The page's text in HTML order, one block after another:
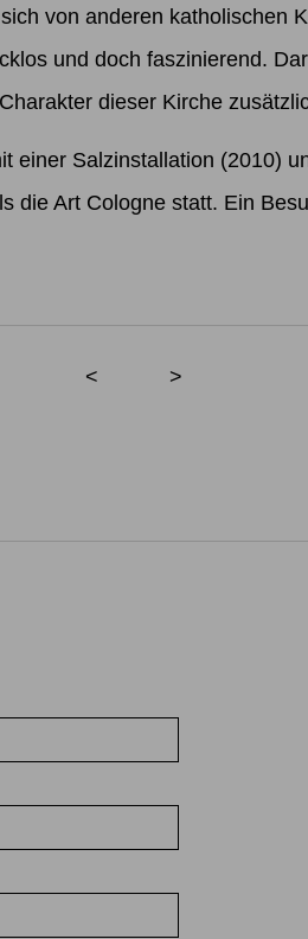
von anderen katholischen
und doch faszinierend.
dieser Kirche
einer Salzinstallation (2010)
die Art Cologne statt. Ein
< >